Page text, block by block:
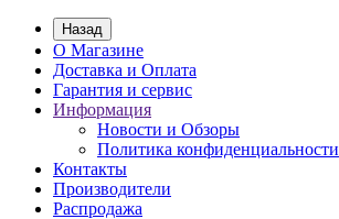
Назад
О Магазине
Доставка и Оплата
Гарантия и сервис
Информация
Новости и Обзоры
Политика конфиденциальности
Контакты
Производители
Распродажа